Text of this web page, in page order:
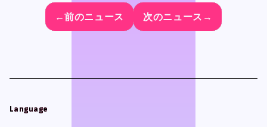
←前のニュース 次のニュース→
Language
←前のニュース 次のニュース→
←前のニュース 次のニュース→
MARU Animation
MARU Animation←前のニュース 次のニュース→
Language